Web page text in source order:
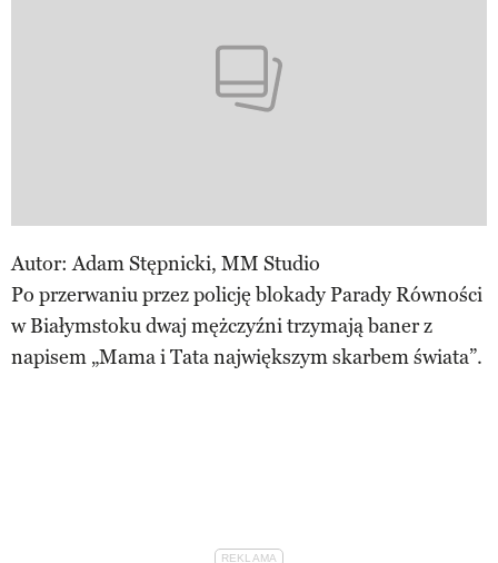
Autor: Adam Stępnicki, MM Studio
Po przerwaniu przez policję blokady Parady Równości
w Białymstoku dwaj mężczyźni trzymają baner z
napisem „Mama i Tata największym skarbem świata”.